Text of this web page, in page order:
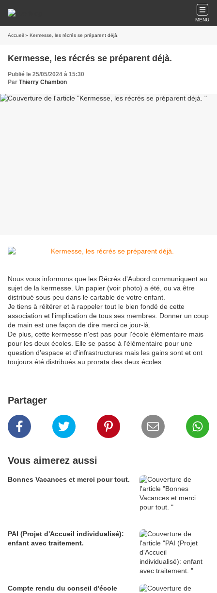
MENU
Accueil » Kermesse, les récrés se préparent déjà.
Kermesse, les récrés se préparent déjà.
Publié le 25/05/2024 à 15:30
Par Thierry Chambon
Nous vous informons que les Récrés d'Aubord communiquent au
sujet de la kermesse. Un papier (voir photo) a été, ou va être
distribué sous peu dans le cartable de votre enfant.
Je tiens à réitérer et à rappeler tout le bien fondé de cette
association et l'implication de tous ses membres. Donner un coup
de main est une façon de dire merci ce jour-là.
De plus, cette kermesse n'est pas pour l'école élémentaire mais
pour les deux écoles. Elle se passe à l'élémentaire pour une
question d'espace et d'infrastructures mais les gains sont et ont
toujours été distribués au prorata des deux écoles.
Partager
Vous aimerez aussi
Bonnes Vacances et merci pour tout.
PAI (Projet d'Accueil individualisé):
enfant avec traitement.
Compte rendu du conseil d'école